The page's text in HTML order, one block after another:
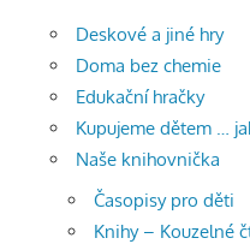
Deskové a jiné hry
Doma bez chemie
Edukační hračky
Kupujeme dětem …
Naše knihovnička
Časopisy pro děti
Knihy – Kouzelné